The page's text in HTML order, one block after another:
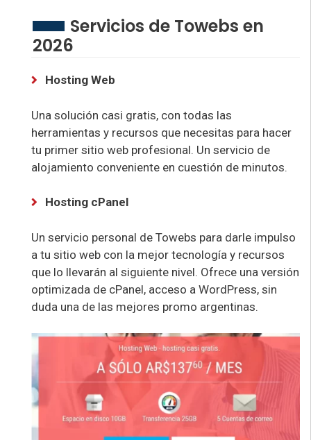
Servicios de Towebs en
2026
Hosting Web
Una solución casi gratis, con todas las
herramientas y recursos que necesitas para hacer
tu primer sitio web profesional. Un servicio de
alojamiento conveniente en cuestión de minutos.
Hosting cPanel
Un servicio personal de Towebs para darle impulso
a tu sitio web con la mejor tecnología y recursos
que lo llevarán al siguiente nivel. Ofrece una versión
optimizada de cPanel, acceso a WordPress, sin
duda una de las mejores promo argentinas.